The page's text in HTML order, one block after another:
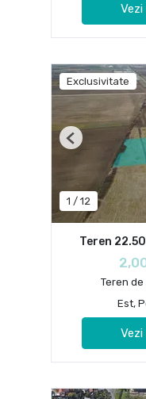
Exclusivitate
1 / 12
Previous
Teren
Teren
Est,